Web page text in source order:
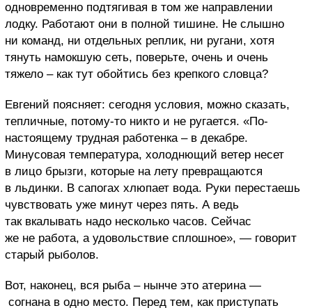
одновременно подтягивая в том же направлении
лодку. Работают они в полной тишине. Не слышно
ни команд, ни отдельных реплик, ни ругани, хотя
тянуть намокшую сеть, поверьте, очень и очень
тяжело – как тут обойтись без крепкого словца?
Евгений поясняет: сегодня условия, можно сказать,
тепличные, потому-то никто и не ругается. «По-
настоящему трудная работенка – в декабре.
Минусовая температура, холоднющий ветер несет
в лицо брызги, которые на лету превращаются
в льдинки. В сапогах хлюпает вода. Руки перестаешь
чувствовать уже минут через пять. А ведь
так вкалывать надо несколько часов. Сейчас
же не работа, а удовольствие сплошное», — говорит
старый рыболов.
Вот, наконец, вся рыба – нынче это атерина —
согнана в одно место. Перед тем, как приступать